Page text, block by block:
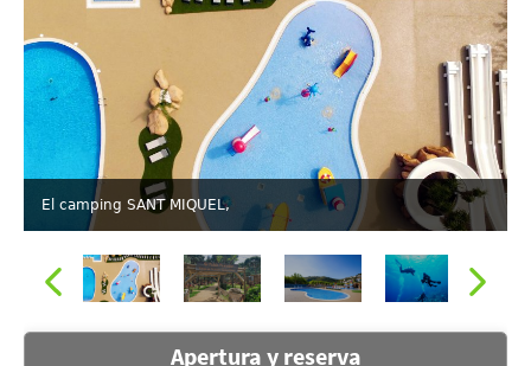
El camping SANT MIQUEL,
Apertura y reserva